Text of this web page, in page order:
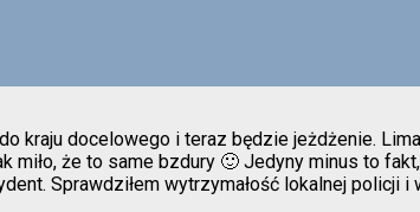
kraju docelowego i teraz będzie jeżdżenie.
miło, że to same bzdury 🙂 Jedyny minus to
Sprawdziłem wytrzymałość lokalnej